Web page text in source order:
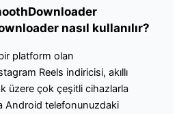
nasıl kullanılır?
platform olan
Reels indiricisi, akıllı
üzere çok çeşitli cihazlarla
Android telefonunuzdaki